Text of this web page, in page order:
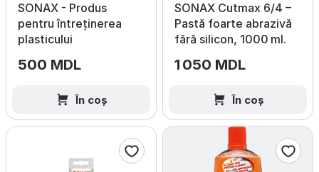
SONAX - Produs
pentru întreținerea
plasticului
500 MDL
În coș
SONAX Cutmax 6/4 –
Pastă foarte abrazivă
fără silicon, 1000 ml.
1 050 MDL
În coș